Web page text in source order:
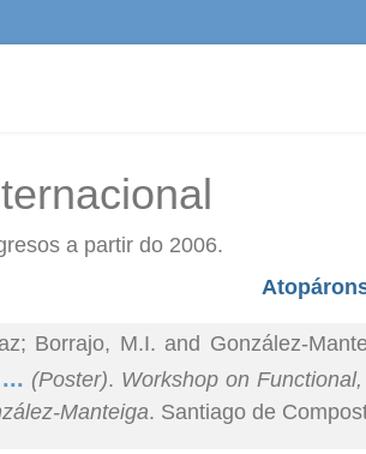
a partir do 2006.
Borrajo, M.I. and González-
(Poster). Workshop on
Manteiga. Santiago de